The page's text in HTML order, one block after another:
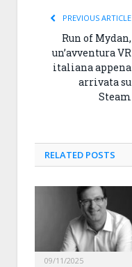
PREVIOUS ARTICLE
Run of Mydan,
un’avventura VR
italiana appena
arrivata su
Steam
RELATED POSTS
09/11/2025